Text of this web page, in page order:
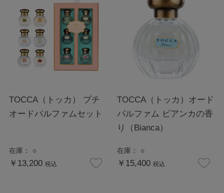
TOCCA（トッカ） プチ
オードパルファムセット
在庫： ○
￥13,200 税込
TOCCA（トッカ）オード
パルファム ビアンカの香
り（Bianca）
在庫： ○
￥15,400 税込